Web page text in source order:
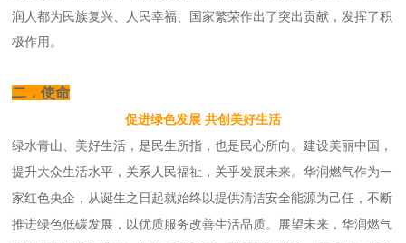
润人都为民族复兴、人民幸福、国家繁荣作出了突出贡献，发挥了积
极作用。
二．使命
促进绿色发展 共创美好生活
绿水青山、美好生活，是民生所指，也是民心所向。建设美丽中国，
提升大众生活水平，关系人民福祉，关乎发展未来。华润燃气作为一
家红色央企，从诞生之日起就始终以提供清洁安全能源为己任，不断
推进绿色低碳发展，以优质服务改善生活品质。展望未来，华润燃气